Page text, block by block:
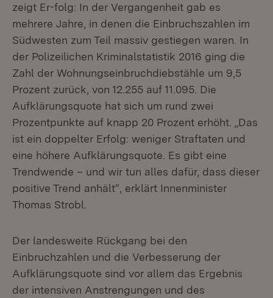
zeigt Er-folg: In der Vergangenheit gab es
mehrere Jahre, in denen die Einbruchszahlen im
Südwesten zum Teil massiv gestiegen waren. In
der Polizeilichen Kriminalstatistik 2016 ging die
Zahl der Wohnungseinbruchdiebstähle um 9,5
Prozent zurück, von 12.255 auf 11.095. Die
Aufklärungsquote hat sich um rund zwei
Prozentpunkte auf knapp 20 Prozent erhöht. „Das
ist ein doppelter Erfolg: weniger Straftaten und
eine höhere Aufklärungsquote. Es gibt eine
Trendwende – und wir tun alles dafür, dass dieser
positive Trend anhält“, erklärt Innenminister
Thomas Strobl.
Der landesweite Rückgang bei den
Einbruchzahlen und die Verbesserung der
Aufklärungsquote sind vor allem das Ergebnis
der intensiven Anstrengungen und des